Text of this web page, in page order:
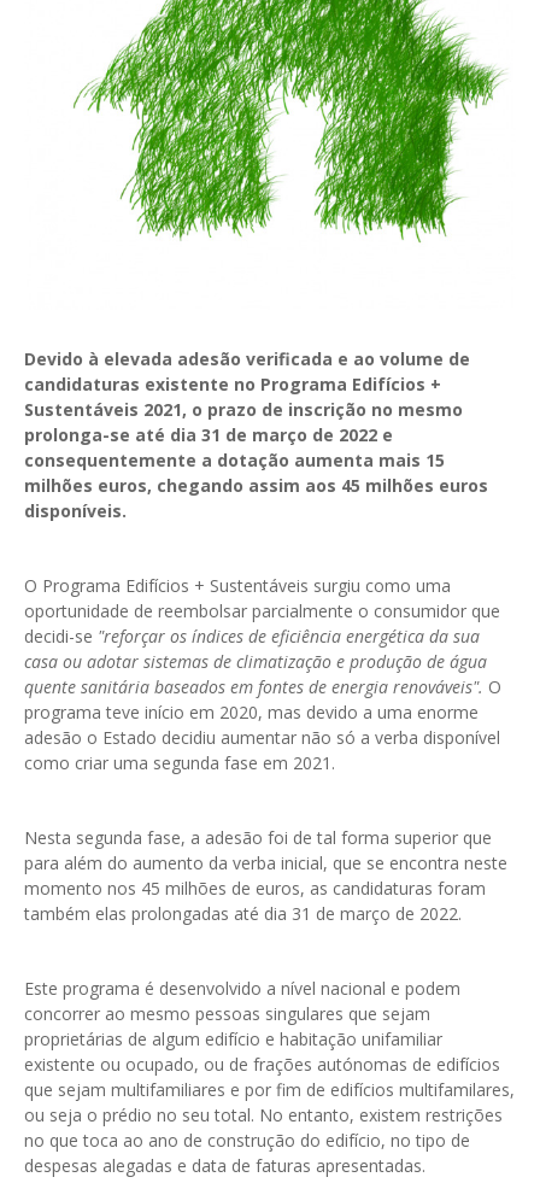
GESDenúncia
GESDocumental
GESElevador
GESEscola
GESEstatística
GESLicenciamento
GESMarcação
GESSocial
GESSNC-AP Reg. Completo
GESPopulação
GESProcesso
GESRecrutamento
GESSIADAP III
GESVencimento
GESViaturasAbandonadas
Devido à elevada adesão verificada e ao volume de
candidaturas existente no Programa Edifícios +
Sustentáveis 2021, o prazo de inscrição no mesmo
prolonga-se até dia 31 de março de 2022 e
consequentemente a dotação aumenta mais 15
milhões euros, chegando assim aos 45 milhões euros
disponíveis.
O Programa Edifícios + Sustentáveis surgiu como uma
oportunidade de reembolsar parcialmente o consumidor que
decidi-se "reforçar os índices de eficiência energética da sua
casa ou adotar sistemas de climatização e produção de água
quente sanitária baseados em fontes de energia renováveis". O
programa teve início em 2020, mas devido a uma enorme
adesão o Estado decidiu aumentar não só a verba disponível
como criar uma segunda fase em 2021.
Nesta segunda fase, a adesão foi de tal forma superior que
para além do aumento da verba inicial, que se encontra neste
momento nos 45 milhões de euros, as candidaturas foram
também elas prolongadas até dia 31 de março de 2022.
Este programa é desenvolvido a nível nacional e podem
concorrer ao mesmo pessoas singulares que sejam
proprietárias de algum edifício e habitação unifamiliar
existente ou ocupado, ou de frações autónomas de edifícios
que sejam multifamiliares e por fim de edifícios multifamilares,
ou seja o prédio no seu total. No entanto, existem restrições
no que toca ao ano de construção do edifício, no tipo de
despesas alegadas e data de faturas apresentadas.